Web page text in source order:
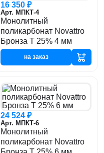
16 350 ₽
Арт. МПКТ-4
Монолитный
поликарбонат Novattro
Бронза T 25% 4 мм
на заказ
24 524 ₽
Арт. МПКТ-6
Монолитный
поликарбонат Novattro